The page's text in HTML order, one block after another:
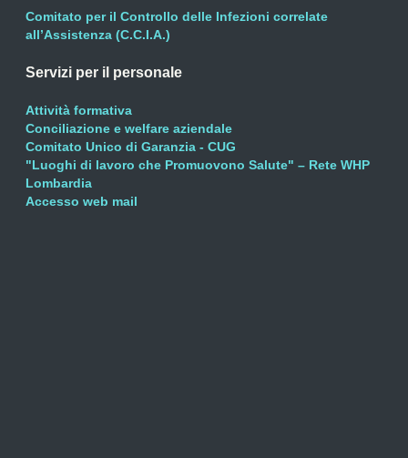
Comitato per il Controllo delle Infezioni correlate
all’Assistenza (C.C.I.A.)
Servizi per il personale
Attività formativa
Conciliazione e welfare aziendale
Comitato Unico di Garanzia - CUG
"Luoghi di lavoro che Promuovono Salute" – Rete WHP
Lombardia
Accesso web mail